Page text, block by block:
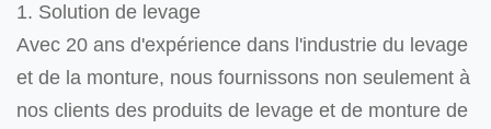
1. Solution de levage
Avec 20 ans d'expérience dans l'industrie du levage
et de la monture, nous fournissons non seulement à
nos clients des produits de levage et de monture de